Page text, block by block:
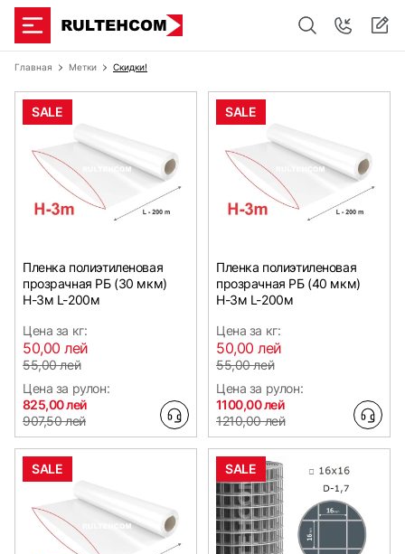
Главная Метки Скидки!
SALE
Пленка полиэтиленовая
прозрачная РБ (30 мкм)
Н-3м L-200м
Цена за кг:
50,00 лей
55,00 лей
Цена за рулон:
825,00 лей
907,50 лей
SALE
Пленка полиэтиленовая
прозрачная РБ (40 мкм)
Н-3м L-200м
Цена за кг:
50,00 лей
55,00 лей
Цена за рулон:
1100,00 лей
1210,00 лей
SALE SALE